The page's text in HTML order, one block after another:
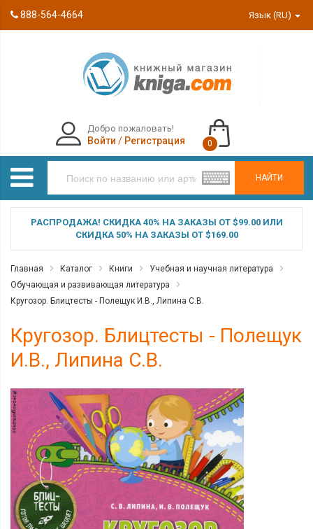
888-564-4664 Язык (RU)
НАЙТИ
Добро пожаловать!
Войти / Регистрация 0
РАСПРОДАЖА! СКИДКА 40% НА ЗАКАЗЫ ОТ $99.00 ИЛИ
СКИДКА 50% НА ЗАКАЗЫ ОТ $169.00
Главная Каталог Книги
Учебная и научная литература
Обучающая и развивающая литература
Кругозор. Блицтесты - Полещук И.В., Липина С.В.
Кругозор. Блицтесты - Полещук
И.В., Липина С.В.